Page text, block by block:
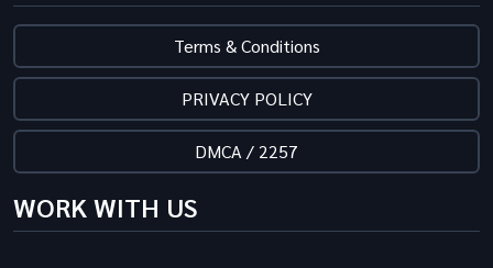
Terms & Conditions
PRIVACY POLICY
DMCA / 2257
WORK WITH US